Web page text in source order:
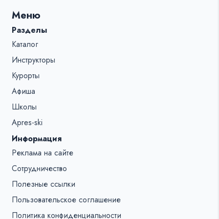
%s:
Меню
Разделы
Каталог
Инструкторы
Курорты
Афиша
Школы
Apres-ski
Информация
Реклама на сайте
Сотрудничество
Полезные ссылки
Пользовательское соглашение
Политика конфиденциальности